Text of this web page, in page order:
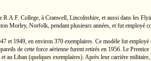
R.A.F. College, à Cranwell, Lincolnshire, et aussi dans les
Morley, Norfolk, pendant plusieurs années, et fut employé
et 1949, en environ 370 exemplaires. Ce modèle fut employé
de cette force aérienne furent retirés en 1956. Le
Liban (quelques exemplaires). Après leur carrière